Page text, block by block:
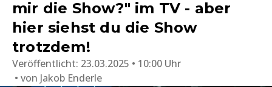
mir die Show?" im TV - aber
hier siehst du die Show
trotzdem!
Veröffentlicht: 23.03.2025 • 10:00 Uhr
von Jakob Enderle